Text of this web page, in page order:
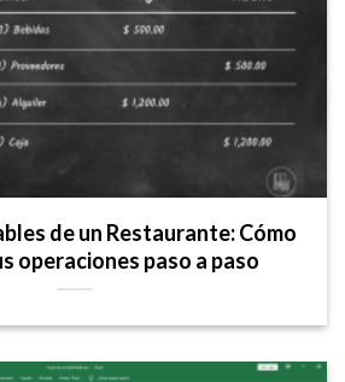
de un Restaurante: Cómo
operaciones paso a paso